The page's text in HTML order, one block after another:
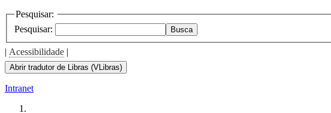
Pesquisar:
Pesquisar:
Busca
| Acessibilidade |
Abrir tradutor de Libras (VLibras)
Intranet